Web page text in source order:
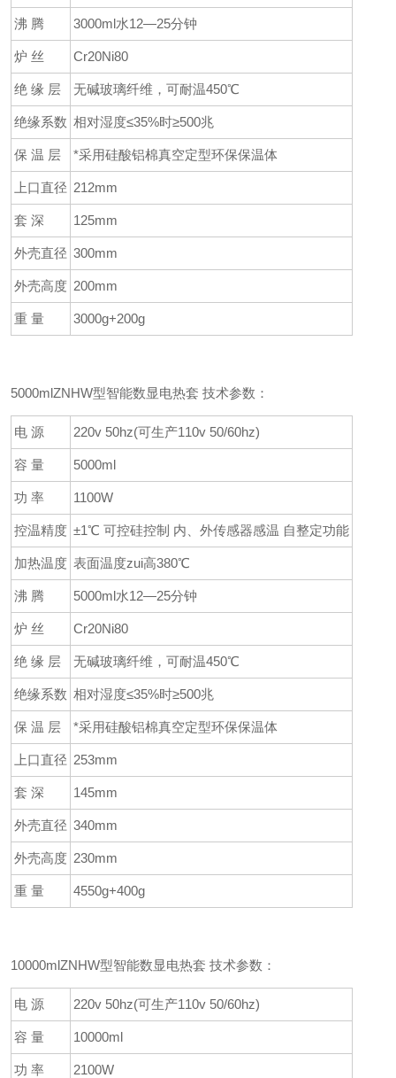
沸 腾 3000ml水12—25分钟
炉 丝 Cr20Ni80
绝 缘 层 无碱玻璃纤维，可耐温450℃
绝缘系数 相对湿度≤35%时≥500兆
保 温 层 *采用硅酸铝棉真空定型环保保温体
上口直径 212mm
套 深 125mm
外壳直径 300mm
外壳高度 200mm
重 量 3000g+200g
5000mlZNHW型智能数显电热套 技术参数：
电 源 220v 50hz(可生产110v 50/60hz)
容 量 5000ml
功 率 1100W
控温精度 ±1℃ 可控硅控制 内、外传感器感温 自整定功能
加热温度 表面温度zui高380℃
沸 腾 5000ml水12—25分钟
炉 丝 Cr20Ni80
绝 缘 层 无碱玻璃纤维，可耐温450℃
绝缘系数 相对湿度≤35%时≥500兆
保 温 层 *采用硅酸铝棉真空定型环保保温体
上口直径 253mm
套 深 145mm
外壳直径 340mm
外壳高度 230mm
重 量 4550g+400g
10000mlZNHW型智能数显电热套 技术参数：
电 源 220v 50hz(可生产110v 50/60hz)
容 量 10000ml
功 率 2100W